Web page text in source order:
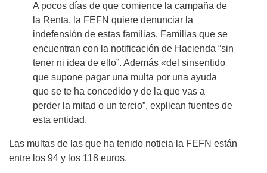
A pocos días de que comience la campaña de
la Renta, la FEFN quiere denunciar la
indefensión de estas familias. Familias que se
encuentran con la notificación de Hacienda “sin
tener ni idea de ello”. Además «del sinsentido
que supone pagar una multa por una ayuda
que se te ha concedido y de la que vas a
perder la mitad o un tercio”, explican fuentes de
esta entidad.
Las multas de las que ha tenido noticia la FEFN están
entre los 94 y los 118 euros.